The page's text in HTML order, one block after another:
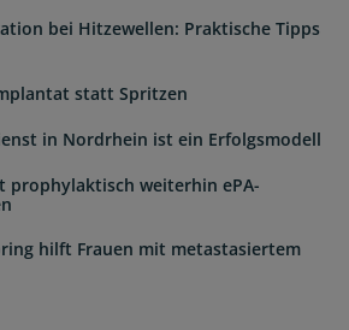
bei Hitzewellen: Praktische Tipps
statt Spritzen
in Nordrhein ist ein Erfolgsmodell
prophylaktisch weiterhin ePA-
hilft Frauen mit metastasiertem